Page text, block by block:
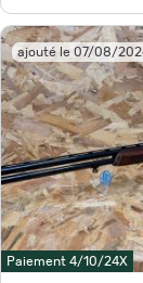
ajouté le 07/08/
Paiement 4/10/24X